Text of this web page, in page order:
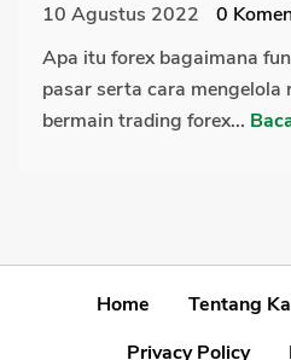
10 Agustus 2022 0
Apa itu forex bagaimana
pasar serta cara mengelola
bermain trading forex...
Home Tentang
Privacy Policy